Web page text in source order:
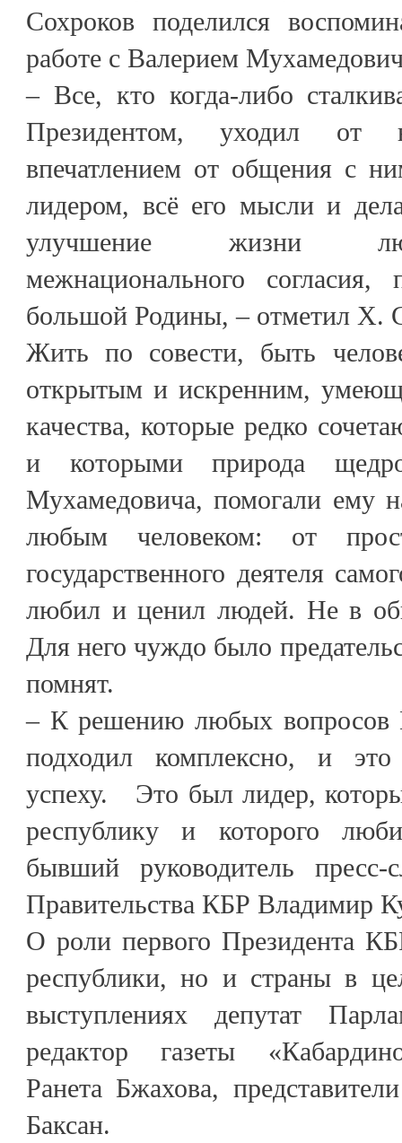
Сохроков поделился
работе с Валерием
– Все, кто когда-либо
Президентом, уходил
впечатлением от общения с
лидером, всё его мысли и
улучшение жизни
межнационального
большой Родины, – отметил Х.
Жить по совести, быть
открытым и искренним,
качества, которые редко
и которыми природа
Мухамедовича, помогали ему
любым человеком: от
государственного деятеля
любил и ценил людей. Не в
Для него чуждо было
помнят.
– К решению любых вопросов
подходил комплексно, и
успеху. Это был лидер,
республику и которого
бывший руководитель
Правительства КБР Владимир
О роли первого Президента
республики, но и страны в
выступлениях депутат
редактор газеты
Ранета Бжахова,
Баксан.